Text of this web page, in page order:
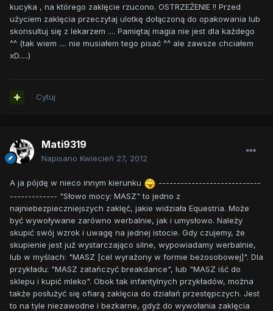
kucyka , na którego zaklęcie rzucono. OSTRZEŻENIE !! Przed
użyciem zaklęcia przeczytaj ulotkę dołączoną do opakowania lub
skonsultuj się z lekarzem .... Pamiętaj magia nie jest dla każdego
^^ (tak wiem .... nie musiałem tego pisać ^^ ale zawsze chciałem
xD.....)
Cytuj
Mati9319
Napisano Kwiecień 27, 2012
A ja pójdę w nieco innym kierunku
----------------------------
------------- "Słowo mocy: MASZ" to jedno z
najniebezpieczniejszych zaklęć, jakie widziała Equestria. Może
być wywoływane zarówno werbalnie, jak i umysłowo. Należy
skupić swój wzrok i uwagę na jednej istocie. Gdy czujemy, że
skupienie jest już wystarczająco silne, wypowiadamy werbalnie,
lub w myślach: "MASZ [cel wyrażony w formie bezosobowej]". Dla
przykładu: "MASZ zatańczyć breakdance", lub "MASZ iść do
sklepu i kupić mleko". Obok tak infantylnych przykładów, można
także posłużyć się ofiarą zaklęcia do działań przestępczych. Jest
to na tyle niezawodne i bezkarne, gdyż do wywołania zaklęcia